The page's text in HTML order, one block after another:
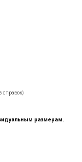
справок)
размерам.